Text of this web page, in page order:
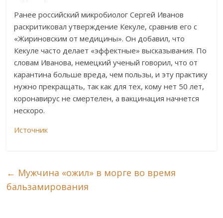
Ранее российский микробиолог Сергей Иванов
раскритиковал утверждение Кекуле, сравнив его с
«Жириновским от медицины». Он добавил, что
Кекуле часто делает «эффектные» высказывания. По
словам Иванова, немецкий ученый говорил, что от
карантина больше вреда, чем пользы, и эту практику
нужно прекращать, так как для тех, кому нет 50 лет,
коронавирус не смертелен, а вакцинация начнется
нескоро.
Источник
← Мужчина «ожил» в морге во время
бальзамирования